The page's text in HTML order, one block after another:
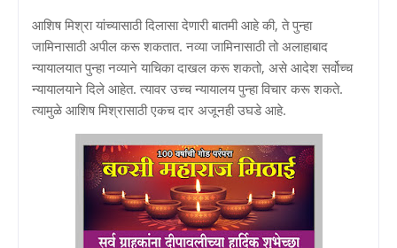
आशिष मिश्रा यांच्यासाठी दिलासा देणारी बातमी आहे की, ते पुन्हा
जामिनासाठी अपील करू शकतात. नव्या जामिनासाठी तो अलाहाबाद
न्यायालयात पुन्हा नव्याने याचिका दाखल करू शकतो, असे आदेश सर्वोच्च
न्यायालयाने दिले आहेत. त्यावर उच्च न्यायालय पुन्हा विचार करू शकते.
त्यामुळे आशिष मिश्रासाठी एकच दार अजूनही उघडे आहे.